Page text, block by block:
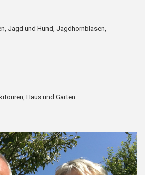
Jagd und Hund, Jagdhornblasen,
Haus und Garten